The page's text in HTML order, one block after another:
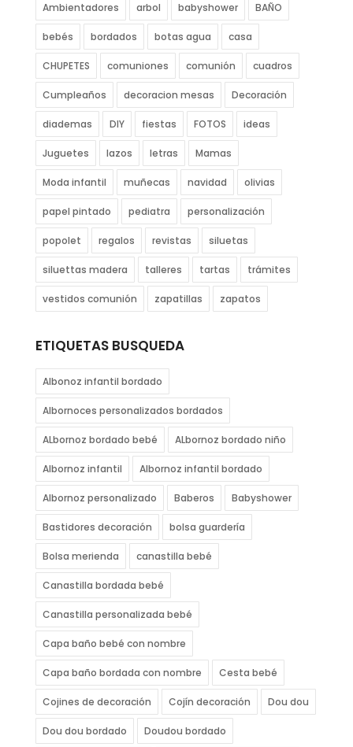
Ambientadores arbol babyshower BAÑO
bebés bordados botas agua casa
CHUPETES comuniones comunión cuadros
Cumpleaños decoracion mesas Decoración
diademas DIY fiestas FOTOS ideas
Juguetes lazos letras Mamas
Moda infantil muñecas navidad olivias
papel pintado pediatra personalización
popolet regalos revistas siluetas
siluettas madera talleres tartas trámites
vestidos comunión zapatillas zapatos
ETIQUETAS BUSQUEDA
Albonoz infantil bordado
Albornoces personalizados bordados
ALbornoz bordado bebé ALbornoz bordado niño
Albornoz infantil Albornoz infantil bordado
Albornoz personalizado Baberos Babyshower
Bastidores decoración bolsa guardería
Bolsa merienda canastilla bebé
Canastilla bordada bebé
Canastilla personalizada bebé
Capa baño bebé con nombre
Capa baño bordada con nombre Cesta bebé
Cojines de decoración Cojín decoración Dou dou
Dou dou bordado Doudou bordado